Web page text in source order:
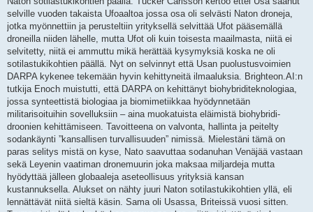
selville vuoden takaista Ufoaaltoa jossa osa oli selvästi Naton droneja,
jotka myönnettiin ja perusteltiin yrityksellä selvittää Ufot pääsemällä
droneilla niiden lähelle, mutta Ufot oli kuin toisesta maailmasta, niitä ei
selvitetty, niitä ei ammuttu mikä herättää kysymyksiä koska ne oli
sotilastukikohtien päällä. Nyt on selvinnyt että Usan puolustusvoimien
DARPA kykenee tekemään hyvin kehittyneitä ilmaaluksia. Brighteon.AI:n
tutkija Enoch muistutti, että DARPA on kehittänyt biohybriditeknologiaa,
jossa synteettistä biologiaa ja biomimetiikkaa hyödynnetään
militarisoituihin sovelluksiin – aina muokatuista eläimistä biohybridi-
droonien kehittämiseen. Tavoitteena on valvonta, hallinta ja peitelty
sodankäynti ”kansallisen turvallisuuden” nimissä. Mielestäni tämä on
paras selitys mistä on kyse, Nato saavuttaa sodanuhan Venäjää vastaan
sekä Leyenin vaatiman dronemuurin joka maksaa miljardeja mutta
hyödyttää jälleen globaaleja aseteollisuus yrityksiä kansan
kustannuksella. Alukset on nähty juuri Naton sotilastukikohtien yllä, eli
lennättävät niitä sieltä käsin. Sama oli Usassa, Briteissä vuosi sitten.